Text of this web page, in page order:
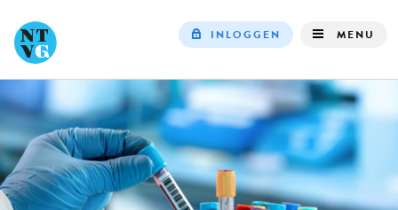
navigation
INLOGGEN MENU